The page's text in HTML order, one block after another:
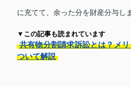
に充てて、余った分を財産分与し
▼この記事も読まれています
共有物分割請求訴訟とは？メ
ついて解説